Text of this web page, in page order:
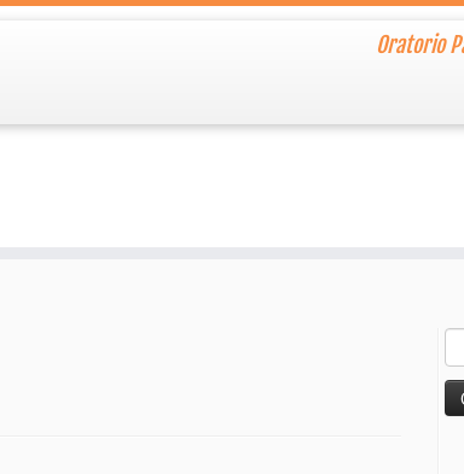
Oratorio